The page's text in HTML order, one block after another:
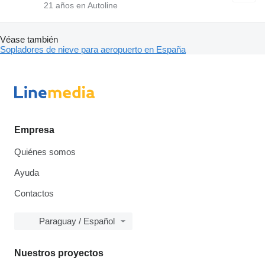
21 años en Autoline
Véase también
Sopladores de nieve para aeropuerto en España
Empresa
Quiénes somos
Ayuda
Contactos
Paraguay / Español
Nuestros proyectos